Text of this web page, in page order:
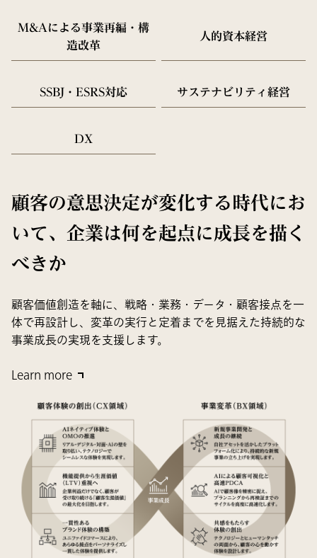
M&Aによる事業再編・構
造改革
人的資本経営
SSBJ・ESRS対応 サステナビリティ経営
DX
顧客の意思決定が変化する時代にお
いて、企業は何を起点に成長を描く
べきか
顧客価値創造を軸に、戦略・業務・データ・顧客接点を一
体で再設計し、変革の実行と定着までを見据えた持続的な
事業成長の実現を支援します。
Learn more